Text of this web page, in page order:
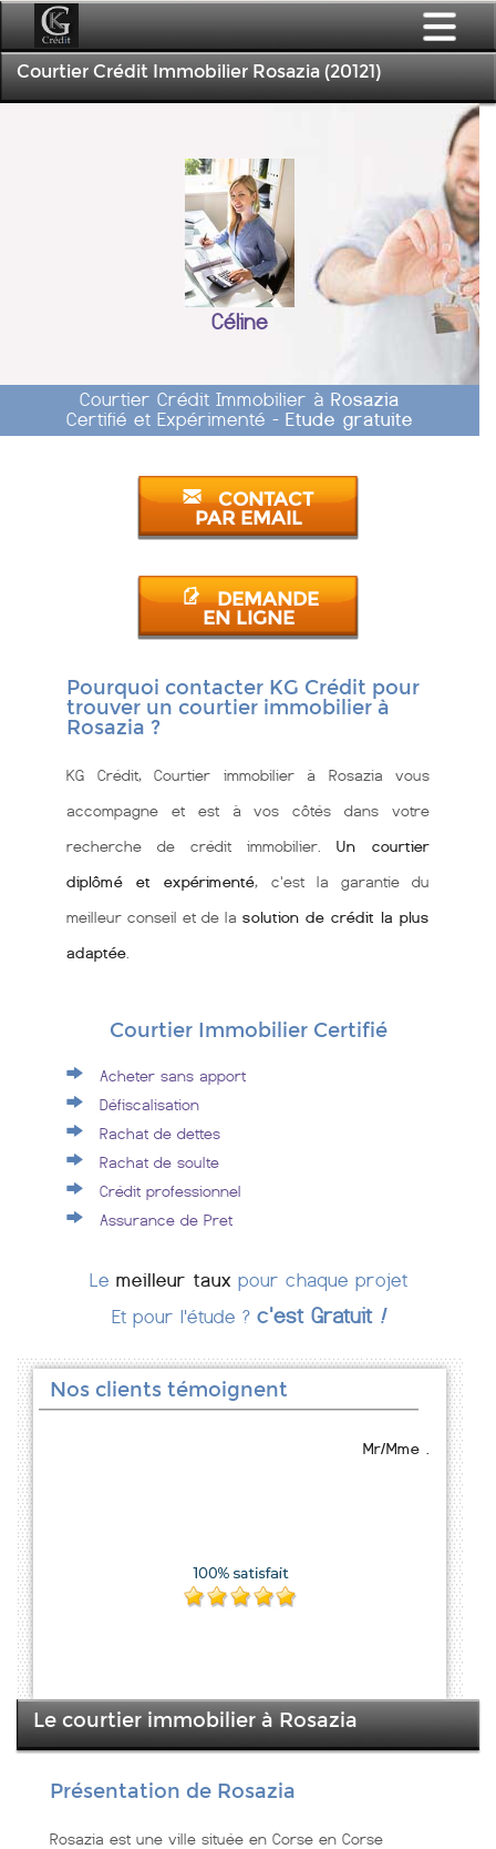
Courtier Crédit Immobilier Rosazia (20121)
Céline
Courtier Crédit Immobilier à Rosazia
Certifié et Expérimenté - Etude gratuite
CONTACT
PAR EMAIL
DEMANDE
EN LIGNE
Pourquoi contacter KG Crédit pour
trouver un courtier immobilier à
Rosazia ?
KG Crédit, Courtier immobilier à Rosazia vous
accompagne et est à vos côtés dans votre
recherche de crédit immobilier. Un courtier
diplômé et expérimenté, c'est la garantie du
meilleur conseil et de la solution de crédit la plus
adaptée
Courtier Immobilier Certifié
Acheter sans apport
Défiscalisation
Rachat de dettes
Rachat de soulte
Crédit professionnel
Assurance de Pret
Le meilleur taux pour chaque projet
Et pour l'étude ? c'est Gratuit !
Nos clients témoignent
Mr/Mme .
Le courtier immobilier à Rosazia
Présentation de Rosazia
Rosazia est une ville située en Corse en Corse